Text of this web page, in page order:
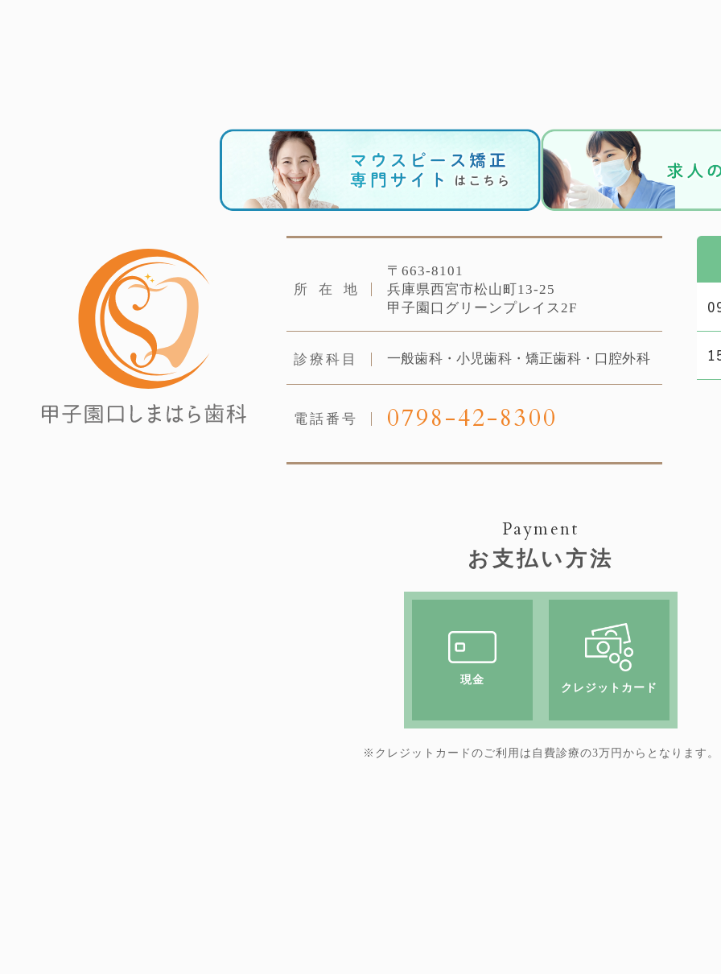
所在地
〒663-8101
兵庫県⻄宮市松山町13-25
甲子園口グリーンプレイス2F
診療科目 一般歯科・小児歯科・矯正歯科・口腔外科
電話番号 0798-42-8300
Payment
お支払い方法
現金
クレジットカード
※クレジットカードのご利用は 自費診療の3万円からとなります。